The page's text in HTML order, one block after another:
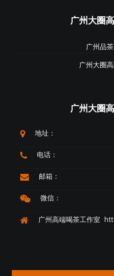
广州大圈
广州品
广州大圈
广州大圈
地址：
电话：
邮箱：
微信：
广州高端喝茶工作室